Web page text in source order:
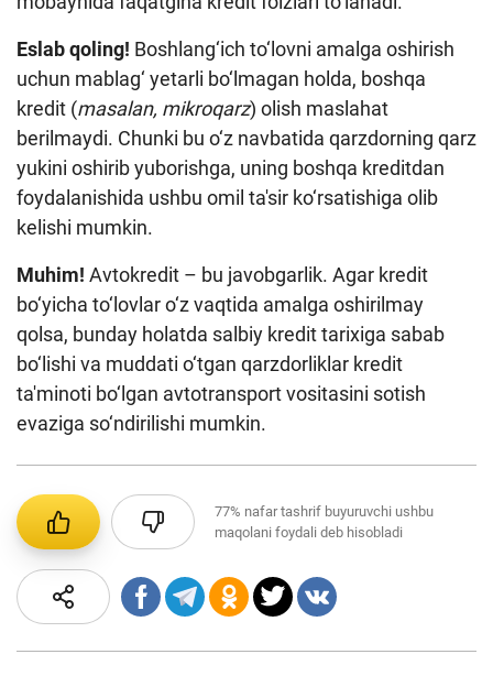
Eslab qoling! Boshlang‘ich to‘lovni amalga oshirish
uchun mablag‘ yetarli bo‘lmagan holda, boshqa
kredit (masalan, mikroqarz) olish maslahat
berilmaydi. Chunki bu o‘z navbatida qarzdorning qarz
yukini oshirib yuborishga, uning boshqa kreditdan
foydalanishida ushbu omil ta'sir ko‘rsatishiga olib
kelishi mumkin.
Muhim! Avtokredit – bu javobgarlik. Agar kredit
bo‘yicha to‘lovlar o‘z vaqtida amalga oshirilmay
qolsa, bunday holatda salbiy kredit tarixiga sabab
bo‘lishi va muddati o‘tgan qarzdorliklar kredit
ta'minoti bo‘lgan avtotransport vositasini sotish
evaziga so‘ndirilishi mumkin.
77% nafar tashrif buyuruvchi ushbu
maqolani foydali deb hisobladi